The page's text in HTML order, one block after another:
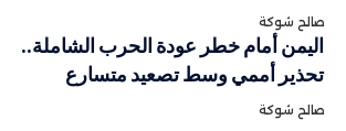
صالح شوكة
اليمن أمام خطر عودة الحرب الشاملة..
تحذير أممي وسط تصعيد متسارع
صالح شوكة